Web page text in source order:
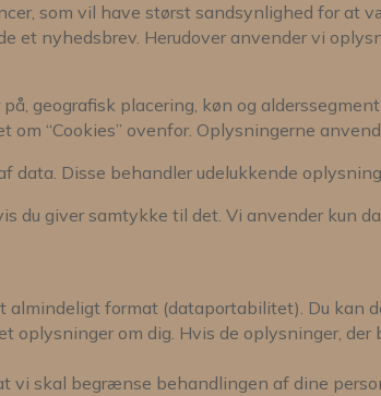
som vil have størst sandsynlighed for at
et nyhedsbrev. Herudover anvender vi
geografisk placering, køn og
“Cookies” ovenfor. Oplysningerne
Disse behandler udelukkende
du giver samtykke til det. Vi anvender kun
format (dataportabilitet). Du kan
om dig. Hvis de oplysninger,
skal begrænse behandlingen af dine